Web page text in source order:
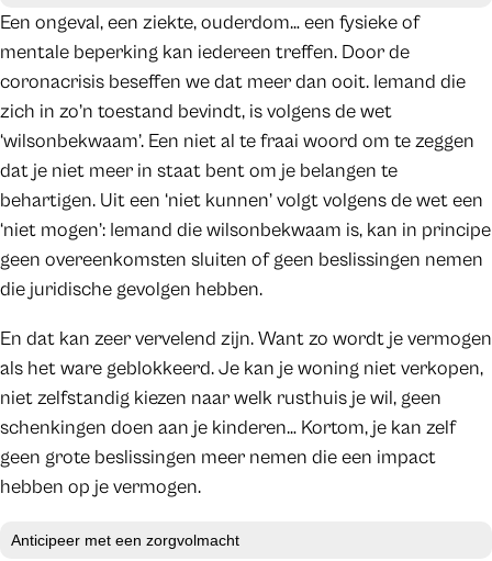
Een ongeval, een ziekte, ouderdom… een fysieke of
mentale beperking kan iedereen treffen. Door de
coronacrisis beseffen we dat meer dan ooit. Iemand die
zich in zo’n toestand bevindt, is volgens de wet
‘wilsonbekwaam’. Een niet al te fraai woord om te zeggen
dat je niet meer in staat bent om je belangen te
behartigen. Uit een ‘niet kunnen’ volgt volgens de wet een
‘niet mogen’: Iemand die wilsonbekwaam is, kan in principe
geen overeenkomsten sluiten of geen beslissingen nemen
die juridische gevolgen hebben.
En dat kan zeer vervelend zijn. Want zo wordt je vermogen
als het ware geblokkeerd. Je kan je woning niet verkopen,
niet zelfstandig kiezen naar welk rusthuis je wil, geen
schenkingen doen aan je kinderen… Kortom, je kan zelf
geen grote beslissingen meer nemen die een impact
hebben op je vermogen.
Anticipeer met een zorgvolmacht